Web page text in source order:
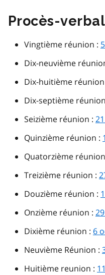
Procès-
Vingtième réunion :
Dix-neuvième
Dix-huitième
Dix-septième
Seizième réunion :
Quinzième réunion :
Quatorzième
Treizième réunion :
Douzième réunion :
Onzième réunion :
Dixième réunion : 6
Neuvième Réunion :
Huitième reunion :